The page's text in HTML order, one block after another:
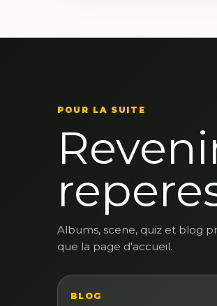
POUR LA SUITE
Albums, scene, quiz et blog
que la page d'accueil.
BLOG